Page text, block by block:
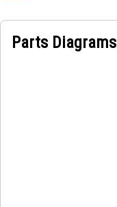
Parts Diagrams